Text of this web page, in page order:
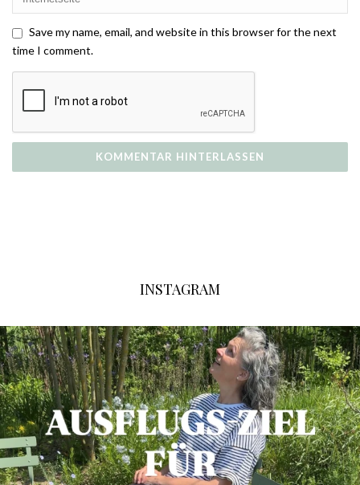
Save my name, email, and website in this browser for the next
time I comment.
INSTAGRAM